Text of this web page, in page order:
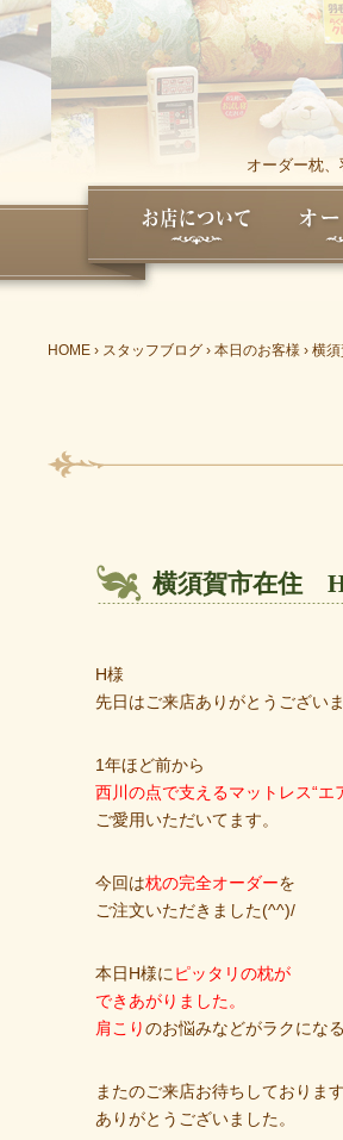
オーダー枕
HOME › スタッフブログ › 本日のお客様 › 横
横須賀市在住
H様
先日はご来店ありがとうございま
1年ほど前から
西川の点で支えるマットレス“エ
ご愛用いただいてます。
今回は枕の完全オーダーを
ご注文いただきました(^^)/
本日H様にピッタリの枕が
できあがりました。
肩こりのお悩みなどがラクにな
またのご来店お待ちしております
ありがとうございました。